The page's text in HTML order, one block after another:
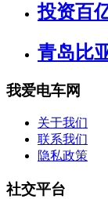
投资百
青岛比
我爱电车网
关于我们
联系我们
隐私政策
社交平台